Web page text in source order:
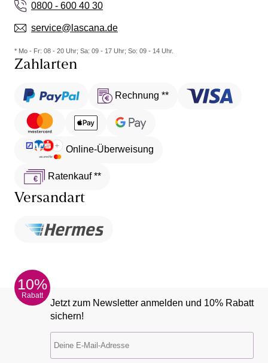
0800 - 600 40 30
service@lascana.de
* Mo - Fr: 08 - 20 Uhr; Sa: 09 - 17 Uhr; So: 09 - 14 Uhr.
Zahlarten
Rechnung **
Online-Überweisung
Ratenkauf **
Versandart
10%
Rabatt
Jetzt zum Newsletter anmelden und 10% Rabatt
sichern!